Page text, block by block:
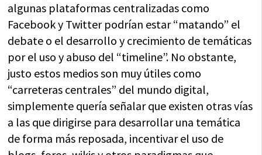
algunas plataformas centralizadas como
Facebook y Twitter podrían estar “matando” el
debate o el desarrollo y crecimiento de temáticas
por el uso y abuso del “timeline”. No obstante,
justo estos medios son muy útiles como
“carreteras centrales” del mundo digital,
simplemente quería señalar que existen otras vías
a las que dirigirse para desarrollar una temática
de forma más reposada, incentivar el uso de